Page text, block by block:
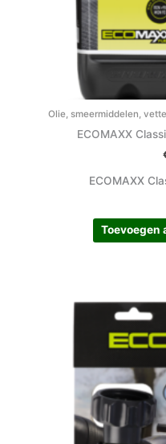
Olie, smeermiddelen,
ECOMAXX
ECOMAXX
Toevoegen